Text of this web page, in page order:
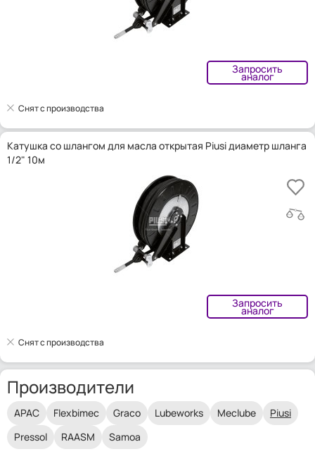
Запросить
аналог
Снят с производства
Катушка со шлангом для масла открытая Piusi диаметр шланга
1/2" 10м
Запросить
аналог
Снят с производства
Производители
APAC Flexbimec Graco Lubeworks Meclube
Piusi
Pressol
RAASM Samoa